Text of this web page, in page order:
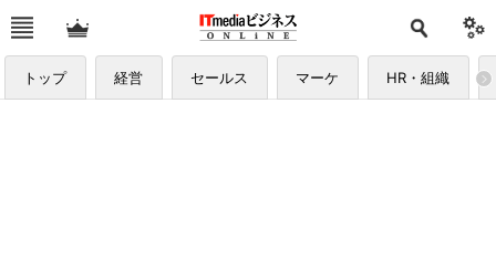
トップ 経営 セールス マーケ HR・組織